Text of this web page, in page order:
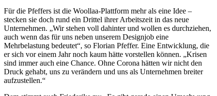
Für die Pfeffers ist die Woollaa-Plattform mehr als eine Idee –
stecken sie doch rund ein Drittel ihrer Arbeitszeit in das neue
Unternehmen. „Wir stehen voll dahinter und wollen es durchziehen,
auch wenn das für uns neben unserem Designjob eine
Mehrbelastung bedeutet“, so Florian Pfeffer. Eine Entwicklung, die
er sich vor einem Jahr noch kaum hätte vorstellen können. „Krisen
sind immer auch eine Chance. Ohne Corona hätten wir nicht den
Druck gehabt, uns zu verändern und uns als Unternehmen breiter
aufzustellen.“